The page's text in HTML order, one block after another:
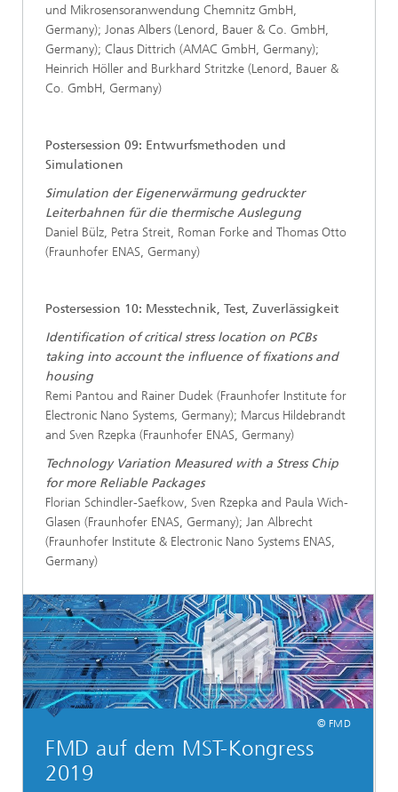
und Mikrosensoranwendung Chemnitz GmbH,
Germany); Jonas Albers (Lenord, Bauer & Co. GmbH,
Germany); Claus Dittrich (AMAC GmbH, Germany);
Heinrich Höller and Burkhard Stritzke (Lenord, Bauer &
Co. GmbH, Germany)
Postersession 09: Entwurfsmethoden und
Simulationen
Simulation der Eigenerwärmung gedruckter
Leiterbahnen für die thermische Auslegung
Daniel Bülz, Petra Streit, Roman Forke and Thomas Otto
(Fraunhofer ENAS, Germany)
Postersession 10: Messtechnik, Test, Zuverlässigkeit
Identification of critical stress location on PCBs
taking into account the influence of fixations and
housing
Remi Pantou and Rainer Dudek (Fraunhofer Institute for
Electronic Nano Systems, Germany); Marcus Hildebrandt
and Sven Rzepka (Fraunhofer ENAS, Germany)
Technology Variation Measured with a Stress Chip
for more Reliable Packages
Florian Schindler-Saefkow, Sven Rzepka and Paula Wich-
Glasen (Fraunhofer ENAS, Germany); Jan Albrecht
(Fraunhofer Institute & Electronic Nano Systems ENAS,
Germany)
© FMD
FMD auf dem MST-Kongress
2019